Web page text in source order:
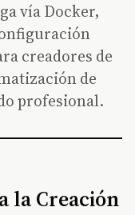
vía Docker,
creadores de
de
profesional.
la Creación